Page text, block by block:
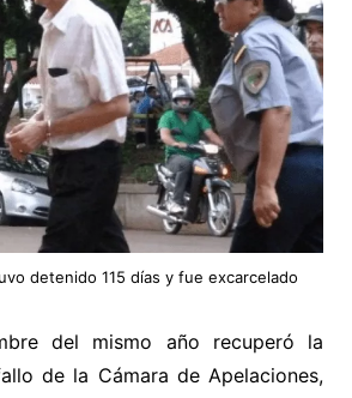
detenido 115 días y fue excarcelado
del mismo año recuperó la
de la Cámara de Apelaciones,